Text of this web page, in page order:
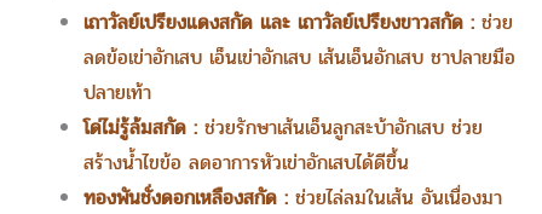
เถาวัลย์เปรียงแดงสกัด และ เถาวัลย์เปรียงขาวสกัด : ช่วย
ลดข้อเข่าอักเสบ เอ็นเข่าอักเสบ เส้นเอ็นอักเสบ ชาปลายมือ
ปลายเท้า
โด่ไม่รู้ล้มสกัด :ช่วยรักษาเส้นเอ็นลูกสะบ้าอักเสบ ช่วย
สร้างน้ำไขข้อ ลดอาการหัวเข่าอักเสบได้ดีขึ้น
ทองพันชั่งดอกเหลืองสกัด :ช่วยไล่ลมในเส้น อันเนื่องมา